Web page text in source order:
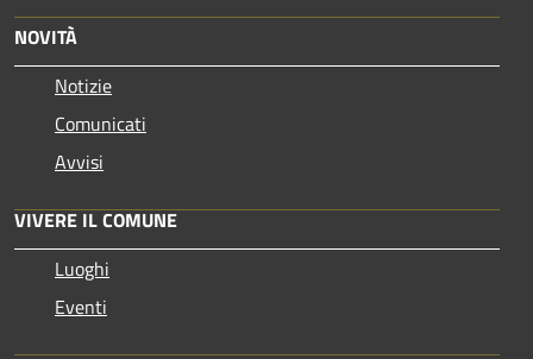
NOVITÀ
Notizie
Comunicati
Avvisi
VIVERE IL COMUNE
Luoghi
Eventi